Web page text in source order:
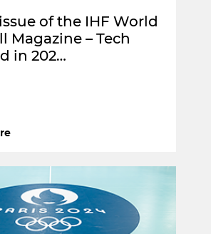
of the IHF World
Magazine – Tech
in 202…